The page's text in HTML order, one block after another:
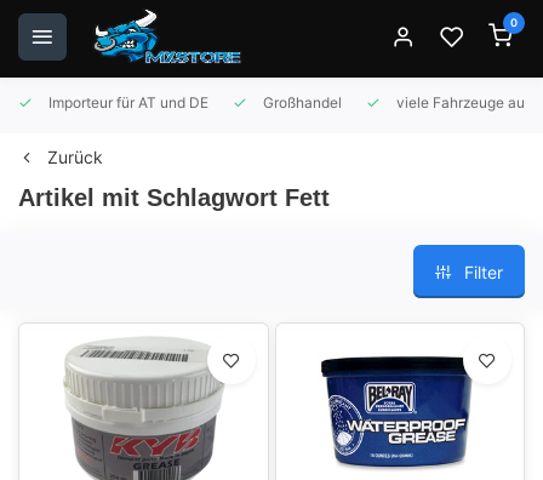
0
Importeur für AT und DE Großhandel viele Fahrzeuge auf
Zurück
Artikel mit Schlagwort Fett
Filter